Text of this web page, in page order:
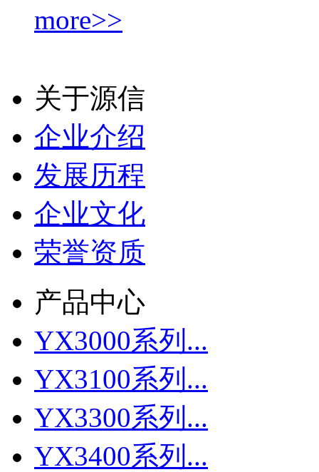
more>>
关于源信
企业介绍
发展历程
企业文化
荣誉资质
产品中心
YX3000系列...
YX3100系列...
YX3300系列...
YX3400系列...